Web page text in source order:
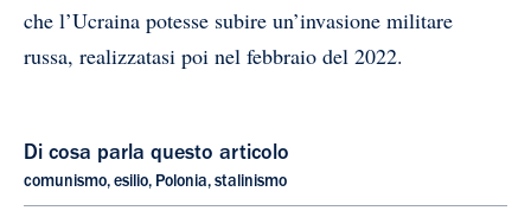
che l’Ucraina potesse subire un’invasione militare
russa, realizzatasi poi nel febbraio del 2022.
Di cosa parla questo articolo
comunismo, esilio, Polonia, stalinismo